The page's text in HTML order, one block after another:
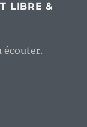
LIBRE &
écouter.